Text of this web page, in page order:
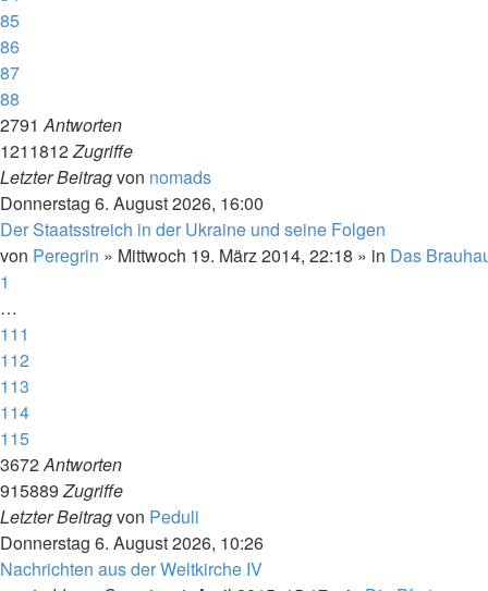
85
86
87
88
2791Antworten
1211812Zugriffe
Letzter Beitragvon nomads
Donnerstag 6. August 2026, 16:00
Der Staatsstreich in der Ukraine und seine Folgen
von Peregrin » Mittwoch 19. März 2014, 22:18 » in Das
1
…
111
112
113
114
115
3672Antworten
915889Zugriffe
Letzter Beitragvon Peduli
Donnerstag 6. August 2026, 10:26
Nachrichten aus der Weltkirche IV